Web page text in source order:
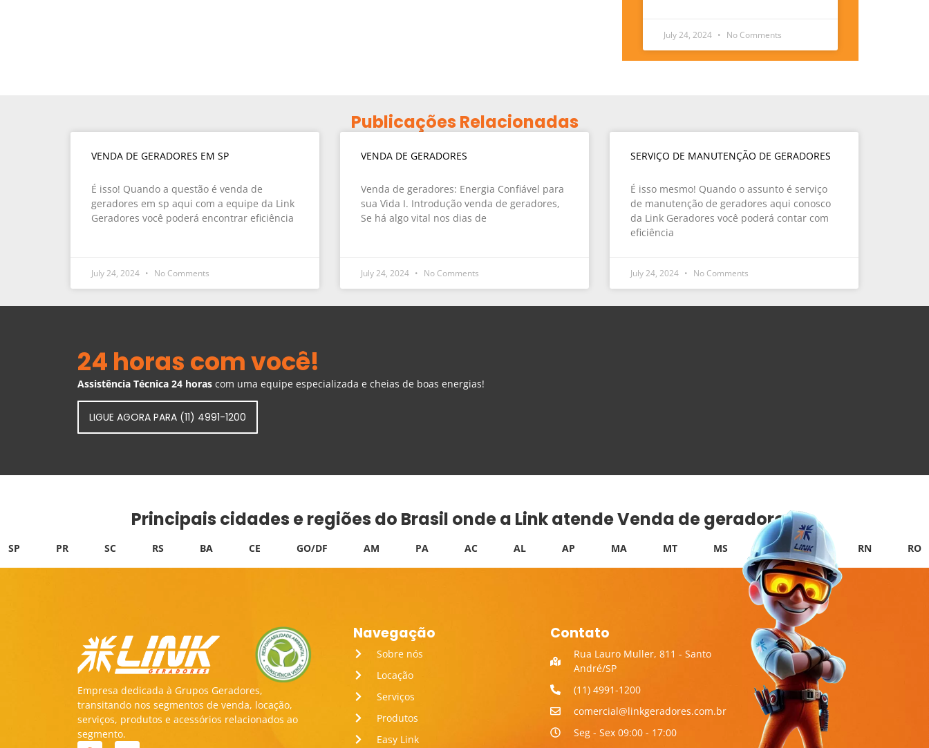
July 24, 2024 No Comments
Publicações Relacionadas
VENDA DE GERADORES EM SP
É isso! Quando a questão é venda de
geradores em sp aqui com a equipe da Link
Geradores você poderá encontrar eficiência
July 24, 2024 No Comments
VENDA DE GERADORES
Venda de geradores: Energia Confiável para
sua Vida I. Introdução venda de geradores,
Se há algo vital nos dias de
July 24, 2024 No Comments
SERVIÇO DE MANUTENÇÃO DE GERADORES
É isso mesmo! Quando o assunto é serviço
de manutenção de geradores aqui conosco
da Link Geradores você poderá contar com
eficiência
July 24, 2024 No Comments
24 horas com você!
Assistência Técnica 24 horas com uma equipe especializada e cheias de boas energias!
LIGUE AGORA PARA (11) 4991-1200
Principais cidades e regiões do Brasil onde a Link atende Venda de geradores:
SP PR SC RS BA CE GO/DF AM PA AC AL AP MA MT MS PB PI RN RO
Empresa dedicada à Grupos Geradores,
transitando nos segmentos de venda, locação,
serviços, produtos e acessórios relacionados ao
segmento.
Navegação
Sobre nós
Locação
Serviços
Produtos
Easy Link
Contato
Rua Lauro Muller, 811 - Santo
André/SP
(11) 4991-1200
comercial@linkgeradores.com.br
Seg - Sex 09:00 - 17:00